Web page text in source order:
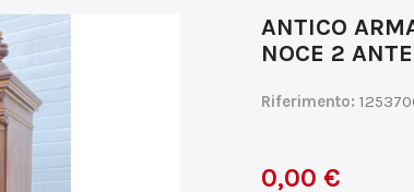
ANTICO
NOCE 2
Riferimento:
0,00 €